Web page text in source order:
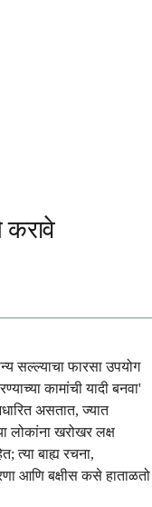
करावे
सल्ल्याचा फारसा उपयोग
कामांची यादी बनवा'
असतात, ज्यात
लोकांना खरोखर लक्ष
त्या बाह्य रचना,
आणि बक्षीस कसे हाताळतो